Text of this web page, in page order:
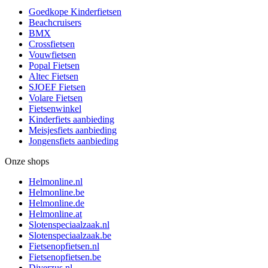
Goedkope Kinderfietsen
Beachcruisers
BMX
Crossfietsen
Vouwfietsen
Popal Fietsen
Altec Fietsen
SJOEF Fietsen
Volare Fietsen
Fietsenwinkel
Kinderfiets aanbieding
Meisjesfiets aanbieding
Jongensfiets aanbieding
Onze shops
Helmonline.nl
Helmonline.be
Helmonline.de
Helmonline.at
Slotenspeciaalzaak.nl
Slotenspeciaalzaak.be
Fietsenopfietsen.nl
Fietsenopfietsen.be